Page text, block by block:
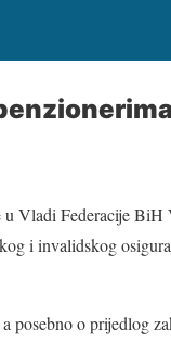
Vladi Federacije BiH
i invalidskog
posebno o prijedlog